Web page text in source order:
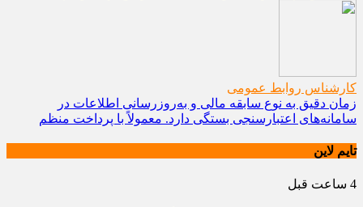
کارشناس روابط عمومی
زمان دقیق به نوع سابقه مالی و به‌روزرسانی اطلاعات در
سامانه‌های اعتبارسنجی بستگی دارد. معمولاً با پرداخت منظم
تایم لاین
4 ساعت قبل